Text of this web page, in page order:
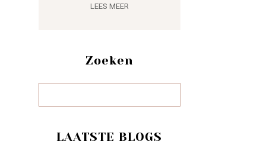
LEES MEER
Zoeken
LAATSTE BLOGS